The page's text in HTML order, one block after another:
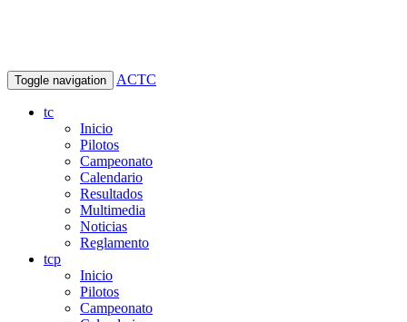
Toggle navigation ACTC
tc
Inicio
Pilotos
Campeonato
Calendario
Resultados
Multimedia
Noticias
Reglamento
tcp
Inicio
Pilotos
Campeonato